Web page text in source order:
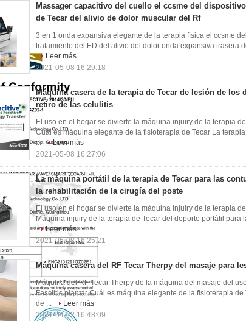
Massager capacitivo del cuello el ccsme del
de Tecar del alivio de dolor muscular del Rf
3 en 1 onda expansiva elegante de la terapia física el ccsme
tratamiento del ED del alivio del dolor onda expansiva trasera
Leer más
2021-05-08 16:29:18
Máquina casera de la terapia de Tecar de lesión de los
retiro de las celulitis
El uso en el hogar se divierte la máquina injuiry de la terapia
Cuál es máquina elegante de la fisioterapia de Tecar La
...
Leer más
2021-05-08 16:27:06
La máquina portátil de la terapia de Tecar para las
la rehabilitación de la cirugía del poste
El uso en el hogar se divierte la máquina injuiry de la terapia
Máquina injuiry de la terapia de Tecar del deporte portátil para
Leer más
2021-05-08 16:25:21
Máquina casera del RF Tecar Therpy del masaje para
Máquina del RF Tecar Therpy de la máquina del masaje del
Fasciitis plantar Cuál es máquina elegante de la fisioterapia
de ...
Leer más
2021-04-22 16:48:09